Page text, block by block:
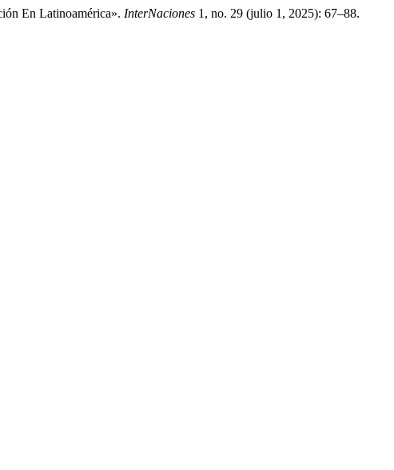
En Latinoamérica». InterNaciones 1, no. 29 (julio 1, 2025): 67–88.